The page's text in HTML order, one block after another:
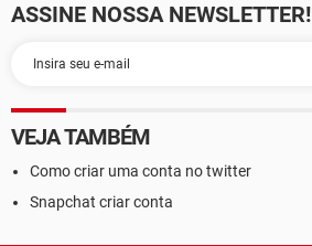
ASSINE NOSSA NEWSLETTER!
VEJA TAMBÉM
Como criar uma conta no twitter
Snapchat criar conta